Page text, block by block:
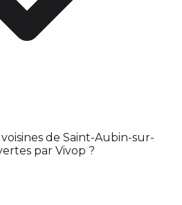
de Saint-Aubin-sur-
par Vivop ?